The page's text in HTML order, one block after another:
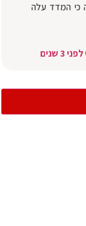
יולי עולה כי המדד עלה
לפני 3 שנים